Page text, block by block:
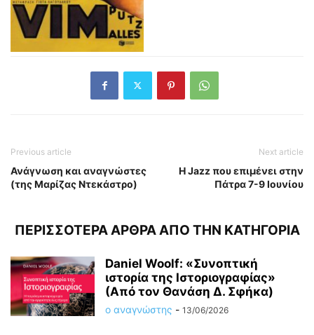
Previous article
Ανάγνωση και αναγνώστες
(της Μαρίζας Ντεκάστρο)
Next article
Η Jazz που επιμένει στην
Πάτρα 7-9 Ιουνίου
ΠΕΡΙΣΣΟΤΕΡΑ ΑΡΘΡΑ ΑΠΟ ΤΗΝ ΚΑΤΗΓΟΡΙΑ
Daniel Woolf: «Συνοπτική
ιστορία της Ιστοριογραφίας»
(Από τον Θανάση Δ. Σφήκα)
ο αναγνώστης - 13/06/2026